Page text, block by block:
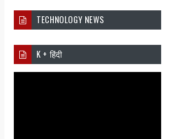
TECHNOLOGY NEWS
K + हिंदी